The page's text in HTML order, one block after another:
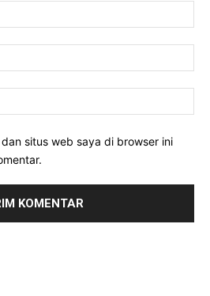
situs web saya di browser ini